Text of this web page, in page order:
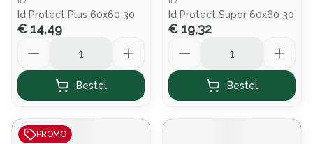
Id Protect Plus 60x60 30
€ 14,49
Bestel
Id Protect Super 60x60 30
€ 19,32
Bestel
PROMO